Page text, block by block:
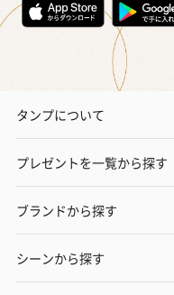
いぶりがっことチーズ
のオイル漬（981円）
タンプについて
プレゼントを一覧から探す
ブランドから探す
シーンから探す